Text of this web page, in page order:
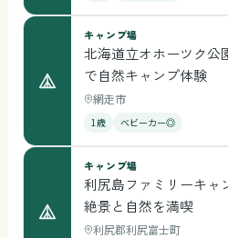
キャンプ場
北海道立オホーツク公
で自然キャンプ体験
網走市
1歳 ベビーカー◎
キャンプ場
利尻島ファミリーキャ
絶景と自然を満喫
利尻郡利尻富士町